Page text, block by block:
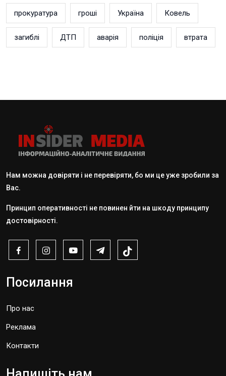
прокуратура гроші Україна Ковель
загиблі ДТП аварія поліція втрата
Нам можна довіряти і не перевіряти, бо ми це уже зробили за
Вас.
Принцип оперативності не повинен йти на шкоду принципу
достовірності.
Посилання
Про нас
Реклама
Контакти